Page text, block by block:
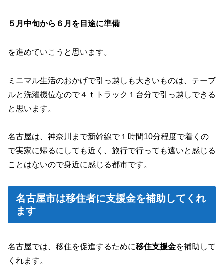
５月中旬から６月を目途に準備
を進めていこうと思います。
ミニマル生活のおかげで引っ越しも大きいものは、テーブ
ルと洗濯機位なので４ｔトラック１台分で引っ越しできる
と思います。
名古屋は、神奈川まで新幹線で１時間10分程度で着くの
で実家に帰るにしても近く、旅行で行っても遠いと感じる
ことはないので身近に感じる都市です。
名古屋市は移住者に支援金を補助してくれ
ます
名古屋では、移住を促進するために移住支援金を補助して
くれます。